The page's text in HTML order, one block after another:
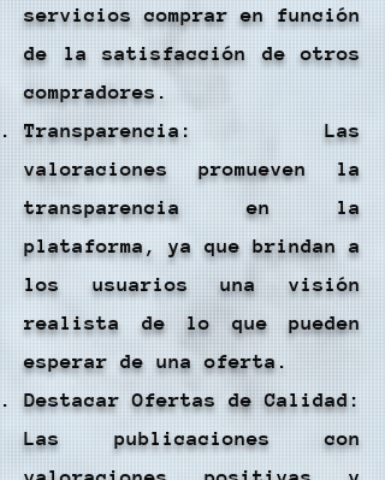
servicios comprar en función
de la satisfacción de otros
compradores.
Transparencia: Las
valoraciones promueven la
transparencia en la
plataforma, ya que brindan a
los usuarios una visión
realista de lo que pueden
esperar de una oferta.
Destacar Ofertas de Calidad:
Las publicaciones con